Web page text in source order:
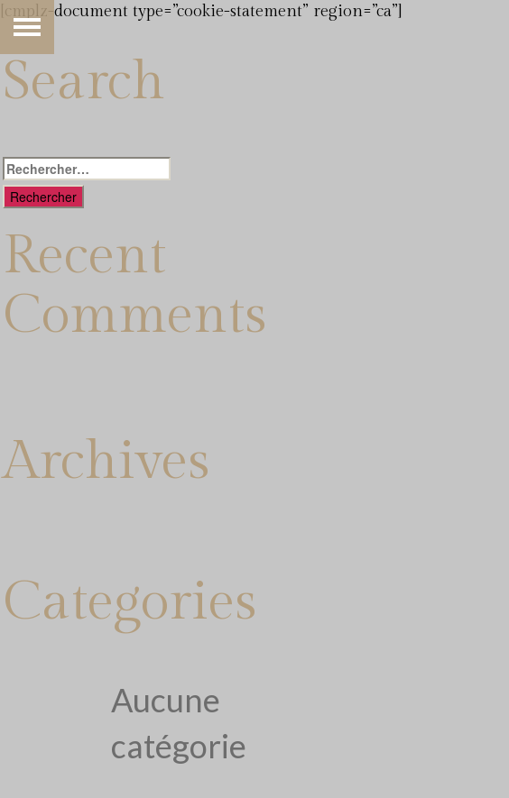
[cmplz-document type=”cookie-statement” region=”ca”]
Search
Rechercher :
Recent
Comments
Archives
Categories
Aucune
catégorie